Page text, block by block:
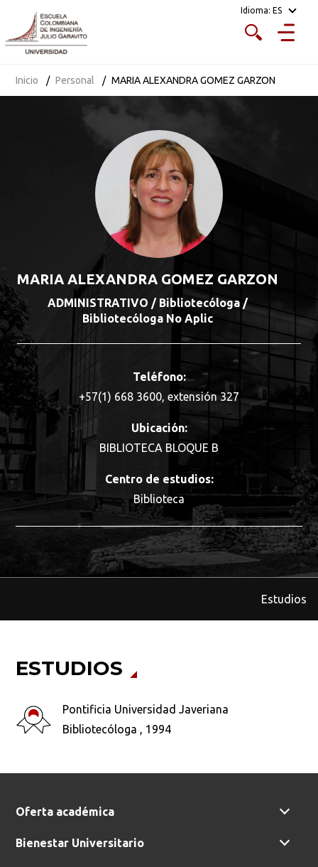
Idioma: ES
Inicio Personal MARIA ALEXANDRA GOMEZ GARZON
MARIA ALEXANDRA GOMEZ GARZON
ADMINISTRATIVO / Bibliotecóloga /
Bibliotecóloga No Aplic
Teléfono:
+57(1) 668 3600, extensión 327
Ubicación:
BIBLIOTECA BLOQUE B
Centro de estudios:
Biblioteca
Estudios
ESTUDIOS
Pontificia Universidad Javeriana
Bibliotecóloga , 1994
Busca en la escuela
¿Qué buscas?
Buscar en: *
Ordenar por: *
Oferta académica
Bienestar Universitario